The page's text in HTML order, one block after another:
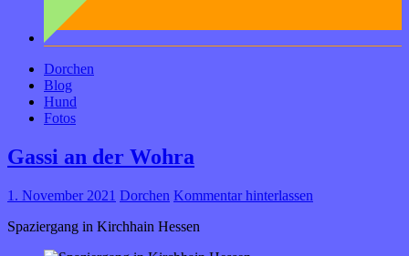
Dorchen
Blog
Hund
Fotos
Gassi an der Wohra
1. November 2021 Dorchen Kommentar hinterlassen
Spaziergang in Kirchhain Hessen